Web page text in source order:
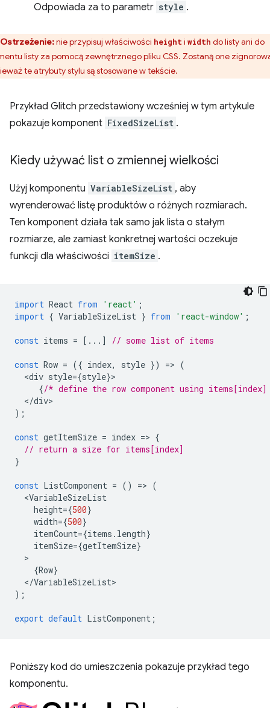
Odpowiada za to parametr style .
Ostrzeżenie:nie przypisuj właściwości height i width do listy ani do
listy za pomocą zewnętrznego pliku CSS. Zostaną one
te atrybuty stylu są stosowane w tekście.
Przykład Glitch przedstawiony wcześniej w tym artykule
pokazuje komponent FixedSizeList .
Kiedy używać list o zmiennej wielkości
Użyj komponentu VariableSizeList , aby
wyrenderować listę produktów o różnych rozmiarach.
Ten komponent działa tak samo jak lista o stałym
rozmiarze, ale zamiast konkretnej wartości oczekuje
funkcji dla właściwości itemSize .
import React from 'react' ;
import { VariableSizeList } from 'react-window' ;
const items = [...] // some list of items
const Row = ({ index, style }) => (
<div style={style}
{/* define the row component using
</div
);
const getItemSize = index => {
// return a size for items[index]
}
const ListComponent = () => (
<VariableSizeList
height={500}
width={500}
itemCount={items . length}
itemSize={getItemSize}
{Row}
</VariableSizeList
);
export default ListComponent ;
Poniższy kod do umieszczenia pokazuje przykład tego
komponentu.